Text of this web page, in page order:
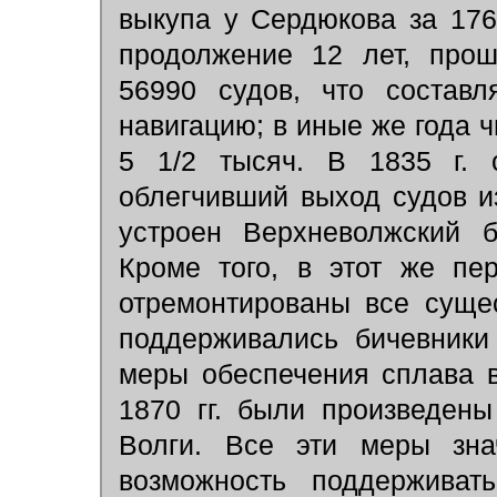
выкупа у Сердюкова за
продолжениe 12 лет,
56990 судов, что
навигацию; в иные же года
5 1/2 тысяч. В 1835 г.
облегчивший выход судов
устроен Верхневолжский
Кроме того, в этот же
отремонтированы все
поддерживались
меры обеспечения сплава
1870 гг. были
Волги. Все эти меры
возможность